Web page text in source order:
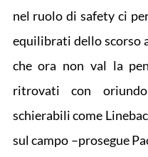
nel ruolo di safety ci
equilibrati dello scorso
che ora non val la
ritrovati con
schierabili come
sul campo –prosegue